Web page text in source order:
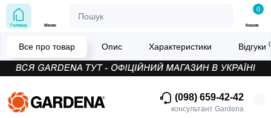
(098) 659-42-42
консультант Gardena
Головна Меню
0
Кошик
Все про товар Опис Характеристики Відгуки